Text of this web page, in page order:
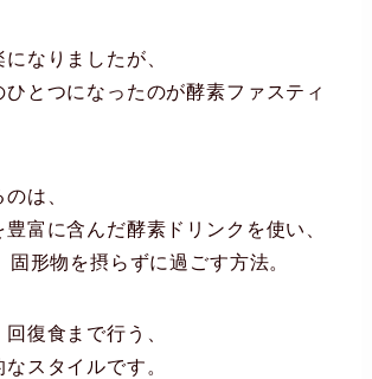
なりましたが、
とつになったのが酵素ファスティ
は、
富に含んだ酵素ドリンクを使い、
固形物を摂らずに過ごす方法。
復食まで行う、
スタイルです。